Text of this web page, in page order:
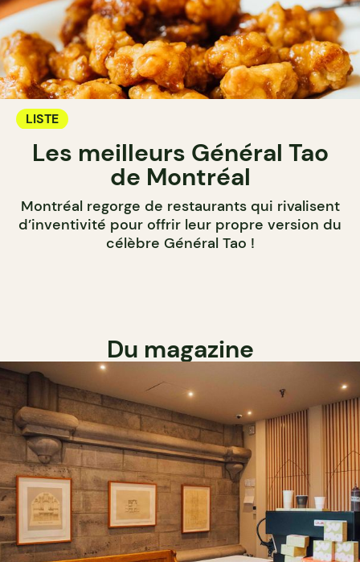
LISTE
Les meilleurs Général Tao
de Montréal
Montréal regorge de restaurants qui rivalisent
d’inventivité pour offrir leur propre version du
célèbre Général Tao !
Du magazine